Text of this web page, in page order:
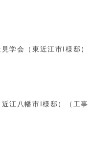
学会（東近江市I様邸）
江八幡市I様邸）（工事